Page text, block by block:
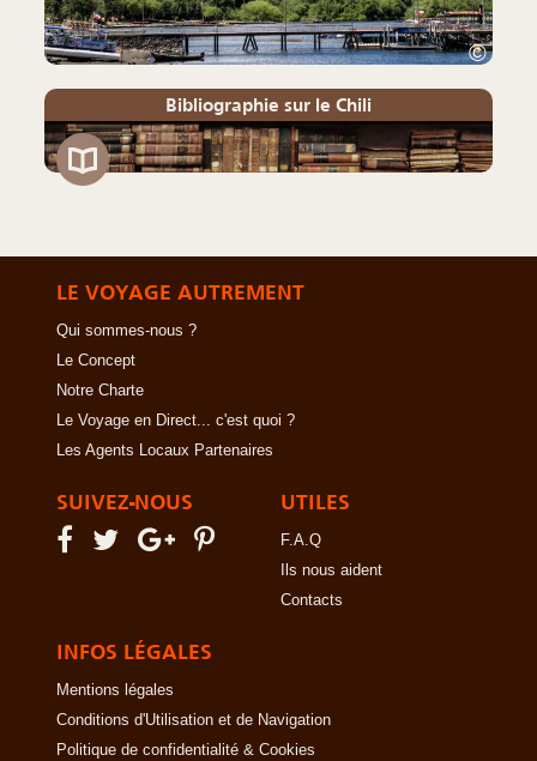
©
Bibliographie sur le Chili
LE VOYAGE AUTREMENT
Qui sommes-nous ?
Le Concept
Notre Charte
Le Voyage en Direct... c'est quoi ?
Les Agents Locaux Partenaires
SUIVEZ-NOUS UTILES
F.A.Q
Ils nous aident
Contacts
INFOS LÉGALES
Mentions légales
Conditions d'Utilisation et de Navigation
Politique de confidentialité & Cookies